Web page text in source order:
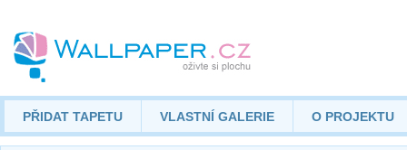
PŘIDAT TAPETU VLASTNÍ GALERIE O PROJEKTU